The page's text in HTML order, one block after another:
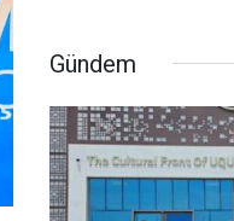
Gündem